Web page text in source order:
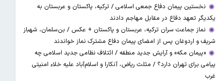
نخستین پیمان دفاع جمعی اسلامی / ترکیه، پاکستان و عربستان به
یکدیگر تعهد دفاع در مقابل مهاجم دادند
نماز جماعت سران ترکیه، عربستان و پاکستان + عکس / بن‌سلمان، شهباز
شریف و اردوغان پس از امضای پیمان دفاع مشترک نماز خواندند
«پیمان مکه» و آرایش جدید منطقه / ائتلاف نظامی جدید اسلامی چه
پیامی برای تهران دارد؟ / مثلث ریاض، آنکارا و اسلام‌آباد علیه خلاء امنیتی
غرب